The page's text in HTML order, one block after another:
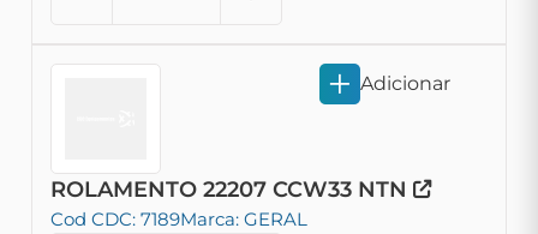
ROLAMENTO 22207 CCW33 NTN
Cod CDC: 7189Marca: GERAL
Adicionar